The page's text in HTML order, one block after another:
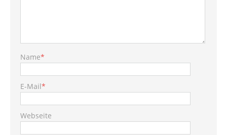
Name*
E-Mail*
Webseite